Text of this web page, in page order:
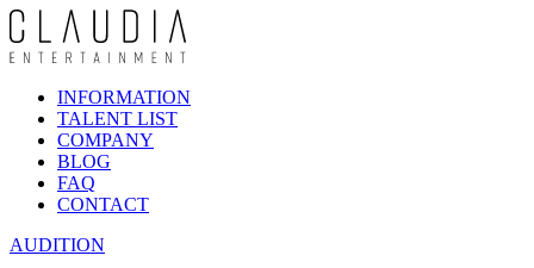
INFORMATION
TALENT LIST
COMPANY
BLOG
FAQ
CONTACT
AUDITION